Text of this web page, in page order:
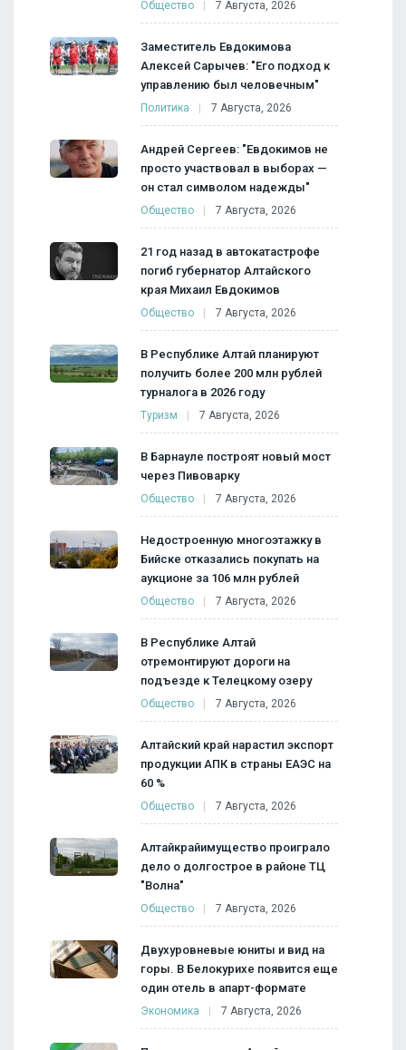
Общество 7 Августа, 2026
Заместитель Евдокимова
Алексей Сарычев: "Его подход к
управлению был человечным"
Политика 7 Августа, 2026
Андрей Сергеев: "Евдокимов не
просто участвовал в выборах —
он стал символом надежды"
Общество 7 Августа, 2026
21 год назад в автокатастрофе
погиб губернатор Алтайского
края Михаил Евдокимов
Общество 7 Августа, 2026
В Республике Алтай планируют
получить более 200 млн рублей
турналога в 2026 году
Туризм 7 Августа, 2026
В Барнауле построят новый мост
через Пивоварку
Общество 7 Августа, 2026
Недостроенную многоэтажку в
Бийске отказались покупать на
аукционе за 106 млн рублей
Общество 7 Августа, 2026
В Республике Алтай
отремонтируют дороги на
подъезде к Телецкому озеру
Общество 7 Августа, 2026
Алтайский край нарастил экспорт
продукции АПК в страны ЕАЭС на
60 %
Общество 7 Августа, 2026
Алтайкрайимущество проиграло
дело о долгострое в районе ТЦ
"Волна"
Общество 7 Августа, 2026
Двухуровневые юниты и вид на
горы. В Белокурихе появится еще
один отель в апарт-формате
Экономика 7 Августа, 2026